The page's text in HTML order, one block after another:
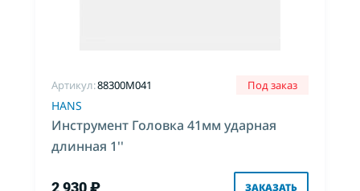
Артикул:88300M041 Под заказ
HANS
Инструмент Головка 41мм ударная
длинная 1''
2 930 ₽ ЗАКАЗАТЬ